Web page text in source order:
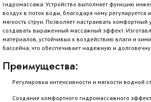
гидромассажа. Устройство выполняет функцию
воздух в поток воды, благодаря чему регулируется
мягкость струи. Позволяет настраивать комфортный
создавать выраженный массажный эффект.
материалов, устойчивых к воздействию влаги и
бассейна, что обеспечивает надежную и
Преимущества:
Регулировка интенсивности и мягкости водной
Создание комфортного гидромассажного